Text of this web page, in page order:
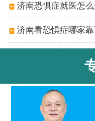
济南恐惧症就医怎么
济南看恐惧症哪家靠